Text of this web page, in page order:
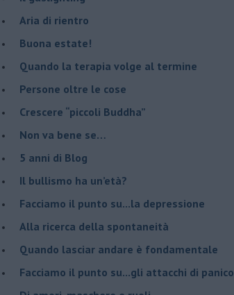
Aria di rientro
Buona estate!
​Quando la terapia volge al termine
​Persone oltre le cose
​Crescere “piccoli Buddha”
Non va bene se…
​5 anni di Blog
​Il bullismo ha un’età?
Facciamo il punto su...la depressione
​Alla ricerca della spontaneità
​Quando lasciar andare è fondamentale
Facciamo il punto su...gli attacchi di panico